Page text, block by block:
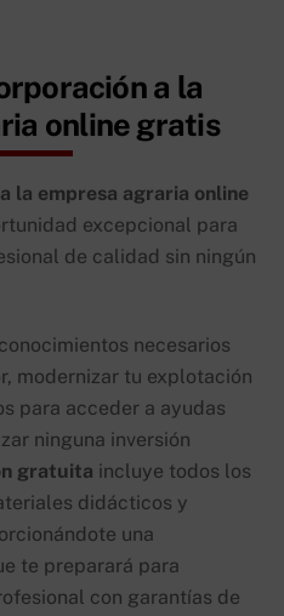
a la
online gratis
la empresa agraria online
excepcional para
de calidad sin ningún
necesarios
modernizar tu explotación
para acceder a ayudas
ninguna inversión
gratuita incluye todos los
didácticos y
una
te preparará para
con garantías de